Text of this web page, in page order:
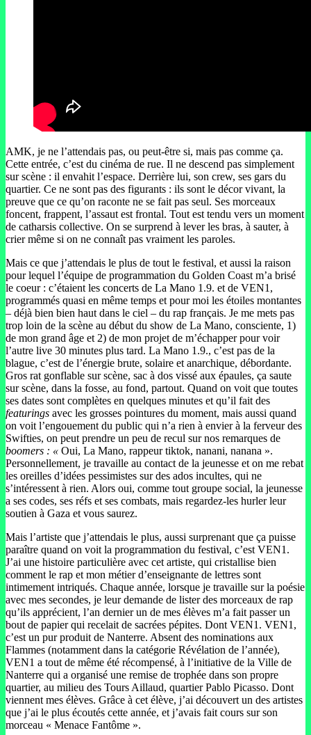
AMK, je ne l’attendais pas, ou peut-être si, mais pas comme ça.
Cette entrée, c’est du cinéma de rue. Il ne descend pas simplement
sur scène : il envahit l’espace. Derrière lui, son crew, ses gars du
quartier. Ce ne sont pas des figurants : ils sont le décor vivant, la
preuve que ce qu’on raconte ne se fait pas seul. Ses morceaux
foncent, frappent, l’assaut est frontal. Tout est tendu vers un moment
de catharsis collective. On se surprend à lever les bras, à sauter, à
crier même si on ne connaît pas vraiment les paroles.
Mais ce que j’attendais le plus de tout le festival, et aussi la raison
pour lequel l’équipe de programmation du Golden Coast m’a brisé
le coeur : c’étaient les concerts de La Mano 1.9. et de VEN1,
programmés quasi en même temps et pour moi les étoiles montantes
– déjà bien bien haut dans le ciel – du rap français. Je me mets pas
trop loin de la scène au début du show de La Mano, consciente, 1)
de mon grand âge et 2) de mon projet de m’échapper pour voir
l’autre live 30 minutes plus tard. La Mano 1.9., c’est pas de la
blague, c’est de l’énergie brute, solaire et anarchique, débordante.
Gros rat gonflable sur scène, sac à dos vissé aux épaules, ça saute
sur scène, dans la fosse, au fond, partout. Quand on voit que toutes
ses dates sont complètes en quelques minutes et qu’il fait des
featurings avec les grosses pointures du moment, mais aussi quand
on voit l’engouement du public qui n’a rien à envier à la ferveur des
Swifties, on peut prendre un peu de recul sur nos remarques de
boomers : « Oui, La Mano, rappeur tiktok, nanani, nanana ».
Personnellement, je travaille au contact de la jeunesse et on me rebat
les oreilles d’idées pessimistes sur des ados incultes, qui ne
s’intéressent à rien. Alors oui, comme tout groupe social, la jeunesse
a ses codes, ses réfs et ses combats, mais regardez-les hurler leur
soutien à Gaza et vous saurez.
Mais l’artiste que j’attendais le plus, aussi surprenant que ça puisse
paraître quand on voit la programmation du festival, c’est VEN1.
J’ai une histoire particulière avec cet artiste, qui cristallise bien
comment le rap et mon métier d’enseignante de lettres sont
intimement intriqués. Chaque année, lorsque je travaille sur la poésie
avec mes secondes, je leur demande de lister des morceaux de rap
qu’ils apprécient, l’an dernier un de mes élèves m’a fait passer un
bout de papier qui recelait de sacrées pépites. Dont VEN1. VEN1,
c’est un pur produit de Nanterre. Absent des nominations aux
Flammes (notamment dans la catégorie Révélation de l’année),
VEN1 a tout de même été récompensé, à l’initiative de la Ville de
Nanterre qui a organisé une remise de trophée dans son propre
quartier, au milieu des Tours Aillaud, quartier Pablo Picasso. Dont
viennent mes élèves. Grâce à cet élève, j’ai découvert un des artistes
que j’ai le plus écoutés cette année, et j’avais fait cours sur son
morceau « Menace Fantôme ».